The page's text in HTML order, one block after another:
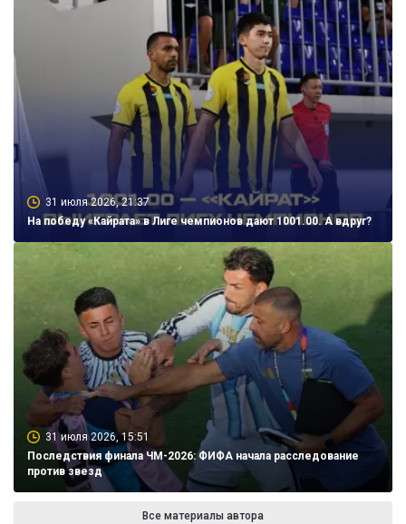
31 июля 2026, 21:37
На победу «Кайрата» в Лиге чемпионов дают 1001.00. А вдруг?
31 июля 2026, 15:51
Последствия финала ЧМ-2026: ФИФА начала расследование
против звезд
Все материалы автора